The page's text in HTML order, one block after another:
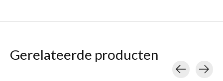
Gerelateerde producten